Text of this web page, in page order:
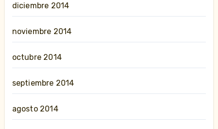
diciembre 2014
noviembre 2014
octubre 2014
septiembre 2014
agosto 2014